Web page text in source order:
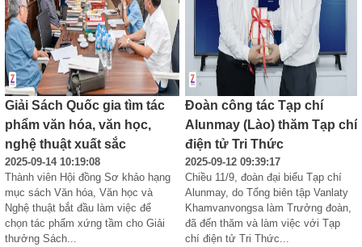
Giải Sách Quốc gia tìm tác
phẩm văn hóa, văn học,
nghệ thuật xuất sắc
2025-09-14 10:19:08
Thành viên Hội đồng Sơ khảo hạng
mục sách Văn hóa, Văn học và
Nghệ thuật bắt đầu làm việc để
chọn tác phẩm xứng tầm cho Giải
thưởng Sách...
Đoàn công tác Tạp chí
Alunmay (Lào) thăm Tạp chí
điện tử Tri Thức
2025-09-12 09:39:17
Chiều 11/9, đoàn đại biểu Tạp chí
Alunmay, do Tổng biên tập Vanlaty
Khamvanvongsa làm Trưởng đoàn,
đã đến thăm và làm việc với Tạp
chí điện tử Tri Thức...